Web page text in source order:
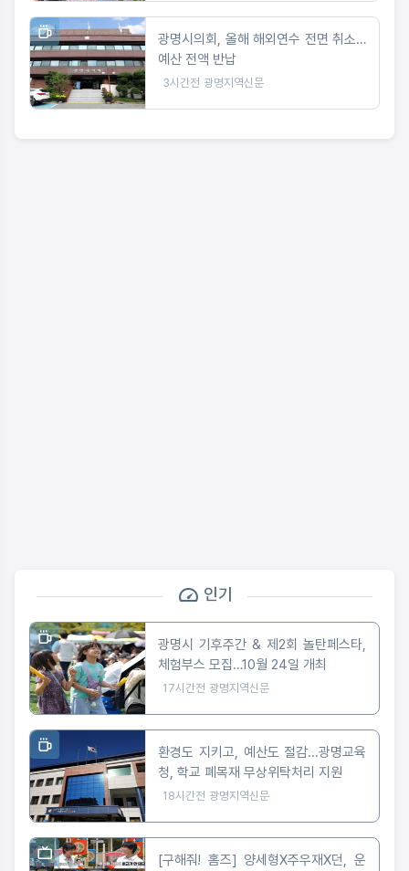
광명시의회, 올해 해외연수 전면 취소…
예산 전액 반납
3시간전 광명지역신문
인기
광명시 기후주간 & 제2회 놀탄페스타,
체험부스 모집…10월 24일 개최
17시간전 광명지역신문
환경도 지키고, 예산도 절감...광명교육
청, 학교 폐목재 무상위탁처리 지원
18시간전 광명지역신문
[구해줘! 홈즈] 양세형X주우재X던, 운